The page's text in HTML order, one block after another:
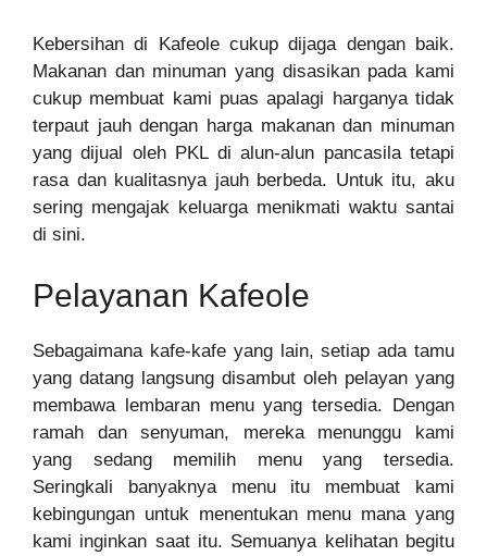
Kebersihan di Kafeole cukup dijaga dengan baik.
Makanan dan minuman yang disasikan pada kami
cukup membuat kami puas apalagi harganya tidak
terpaut jauh dengan harga makanan dan minuman
yang dijual oleh PKL di alun-alun pancasila tetapi
rasa dan kualitasnya jauh berbeda. Untuk itu, aku
sering mengajak keluarga menikmati waktu santai
di sini.
Pelayanan Kafeole
Sebagaimana kafe-kafe yang lain, setiap ada tamu
yang datang langsung disambut oleh pelayan yang
membawa lembaran menu yang tersedia. Dengan
ramah dan senyuman, mereka menunggu kami
yang sedang memilih menu yang tersedia.
Seringkali banyaknya menu itu membuat kami
kebingungan untuk menentukan menu mana yang
kami inginkan saat itu. Semuanya kelihatan begitu